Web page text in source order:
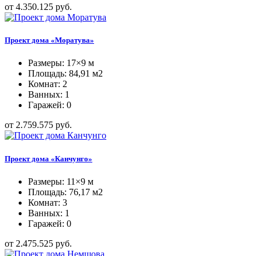
от 4.350.125 руб.
Проект дома «Моратува»
Размеры: 17×9 м
Площадь: 84,91 м2
Комнат: 2
Ванных: 1
Гаражей: 0
от 2.759.575 руб.
Проект дома «Канчунго»
Размеры: 11×9 м
Площадь: 76,17 м2
Комнат: 3
Ванных: 1
Гаражей: 0
от 2.475.525 руб.